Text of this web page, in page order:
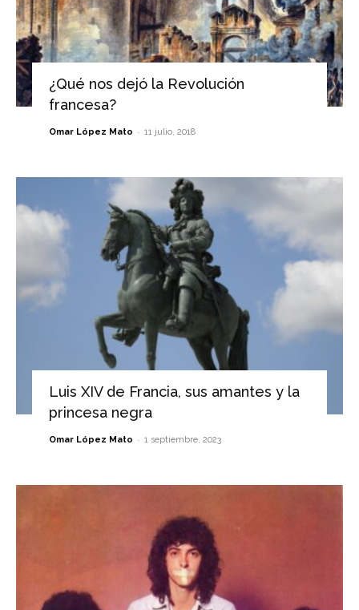
¿Qué nos dejó la Revolución
francesa?
Omar López Mato - 11 julio, 2018
Luis XIV de Francia, sus amantes y la
princesa negra
Omar López Mato - 1 septiembre, 2023